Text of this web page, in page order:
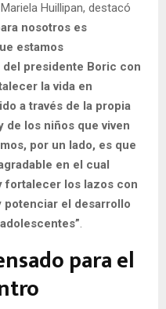
Huillipan, destacó
nosotros es
estamos
presidente Boric con
la vida en
a través de la propia
de los niños que viven
por un lado, es que
en el cual
fortalecer los lazos con
potenciar el desarrollo
.
para el